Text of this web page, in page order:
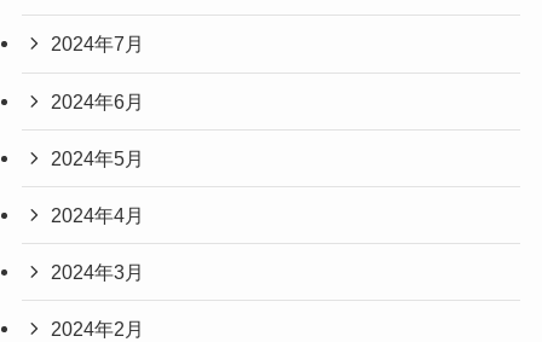
2024年7月
2024年6月
2024年5月
2024年4月
2024年3月
2024年2月